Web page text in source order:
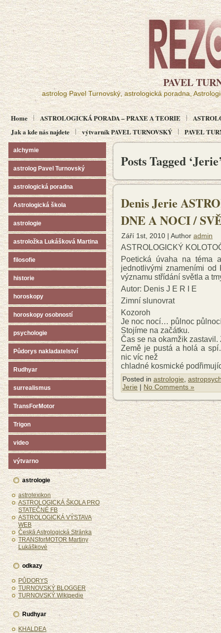
PAVEL
astrolog Pavel Turnovský, astrologická poradna,
Home ASTROLOGICKÁ PORADA – PRAXE A TEORIE
Jak a kde nás najdete
výtvarník PAVEL TURNOVSKÝ PAVEL
alchymie
astrolog Pavel Turnovský
astrologická poradna
Astrologická škola
astrologie
astroložka Lukášková Martina
filosofie
historie
horoskopy
horoskopy osobností
psychologie
Půdorys nakladatelství
Rudhyar
surrealismus
TransForMotor
Trigon
video
výtvarno
astrologie
astrolexikon
ASTROLOGICKÁ ŠKOLA PRO
STATEČNÉ FB
ASTROLOGICKÁ VÝSTAVA
WEB
Česká Astrologická Stránka
TRANSforMOTOR Martiny
Lukáškové
odkazy
PŮDORYS
TURNOVSKÝ BLOGGER
TURNOVSKÝ Wikipedie
Rudhyar
KHALDEA
Posts Tagged
Denis Jerie
DNE A NOCI /
Září 1st, 2010 | Author admin
ASTROLOGICKÝ
Poetická úvaha na téma
jednotlivými znameními
významu střídání světla a
Autor: Denis J E R I E
Zimní slunovrat
Kozoroh
Je noc nocí… půlnoc
Stojíme na začátku.
Čas se na okamžik
Země je pustá a holá a
nic víc než
chladné kosmické
Posted in astrologie
Jerie | No Comments »